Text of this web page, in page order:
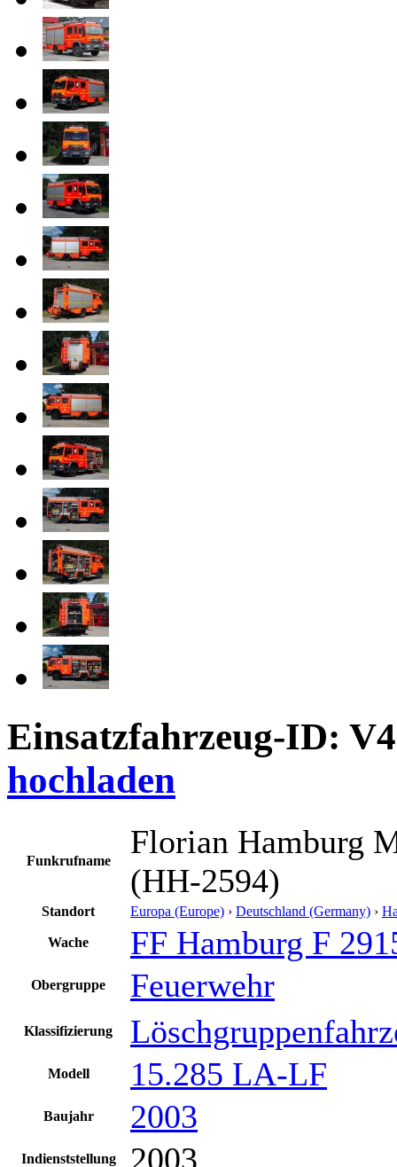
Einsatzfahrzeug-ID:
hochladen
Funkrufname
Florian Hamburg
(HH-2594)
Standort Europa (Europe) › Deutschland (Germany) ›
Wache FF Hamburg F
Obergruppe Feuerwehr
Klassifizierung
Modell 15.285 LA-LF
Baujahr 2003
Indienststellung 2003